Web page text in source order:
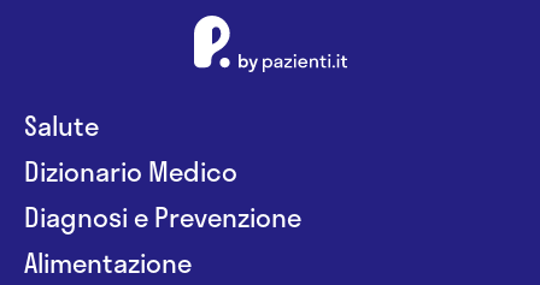
Salute
Dizionario Medico
Diagnosi e Prevenzione
Alimentazione